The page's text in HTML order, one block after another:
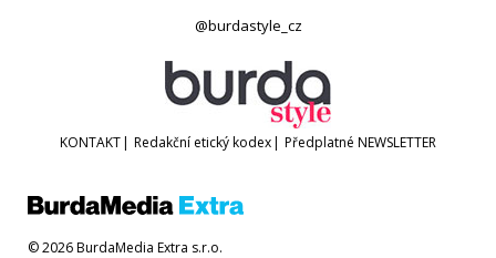
@burdastyle_cz
KONTAKT| Redakční etický kodex| Předplatné NEWSLETTER
© 2026 BurdaMedia Extra s.r.o.